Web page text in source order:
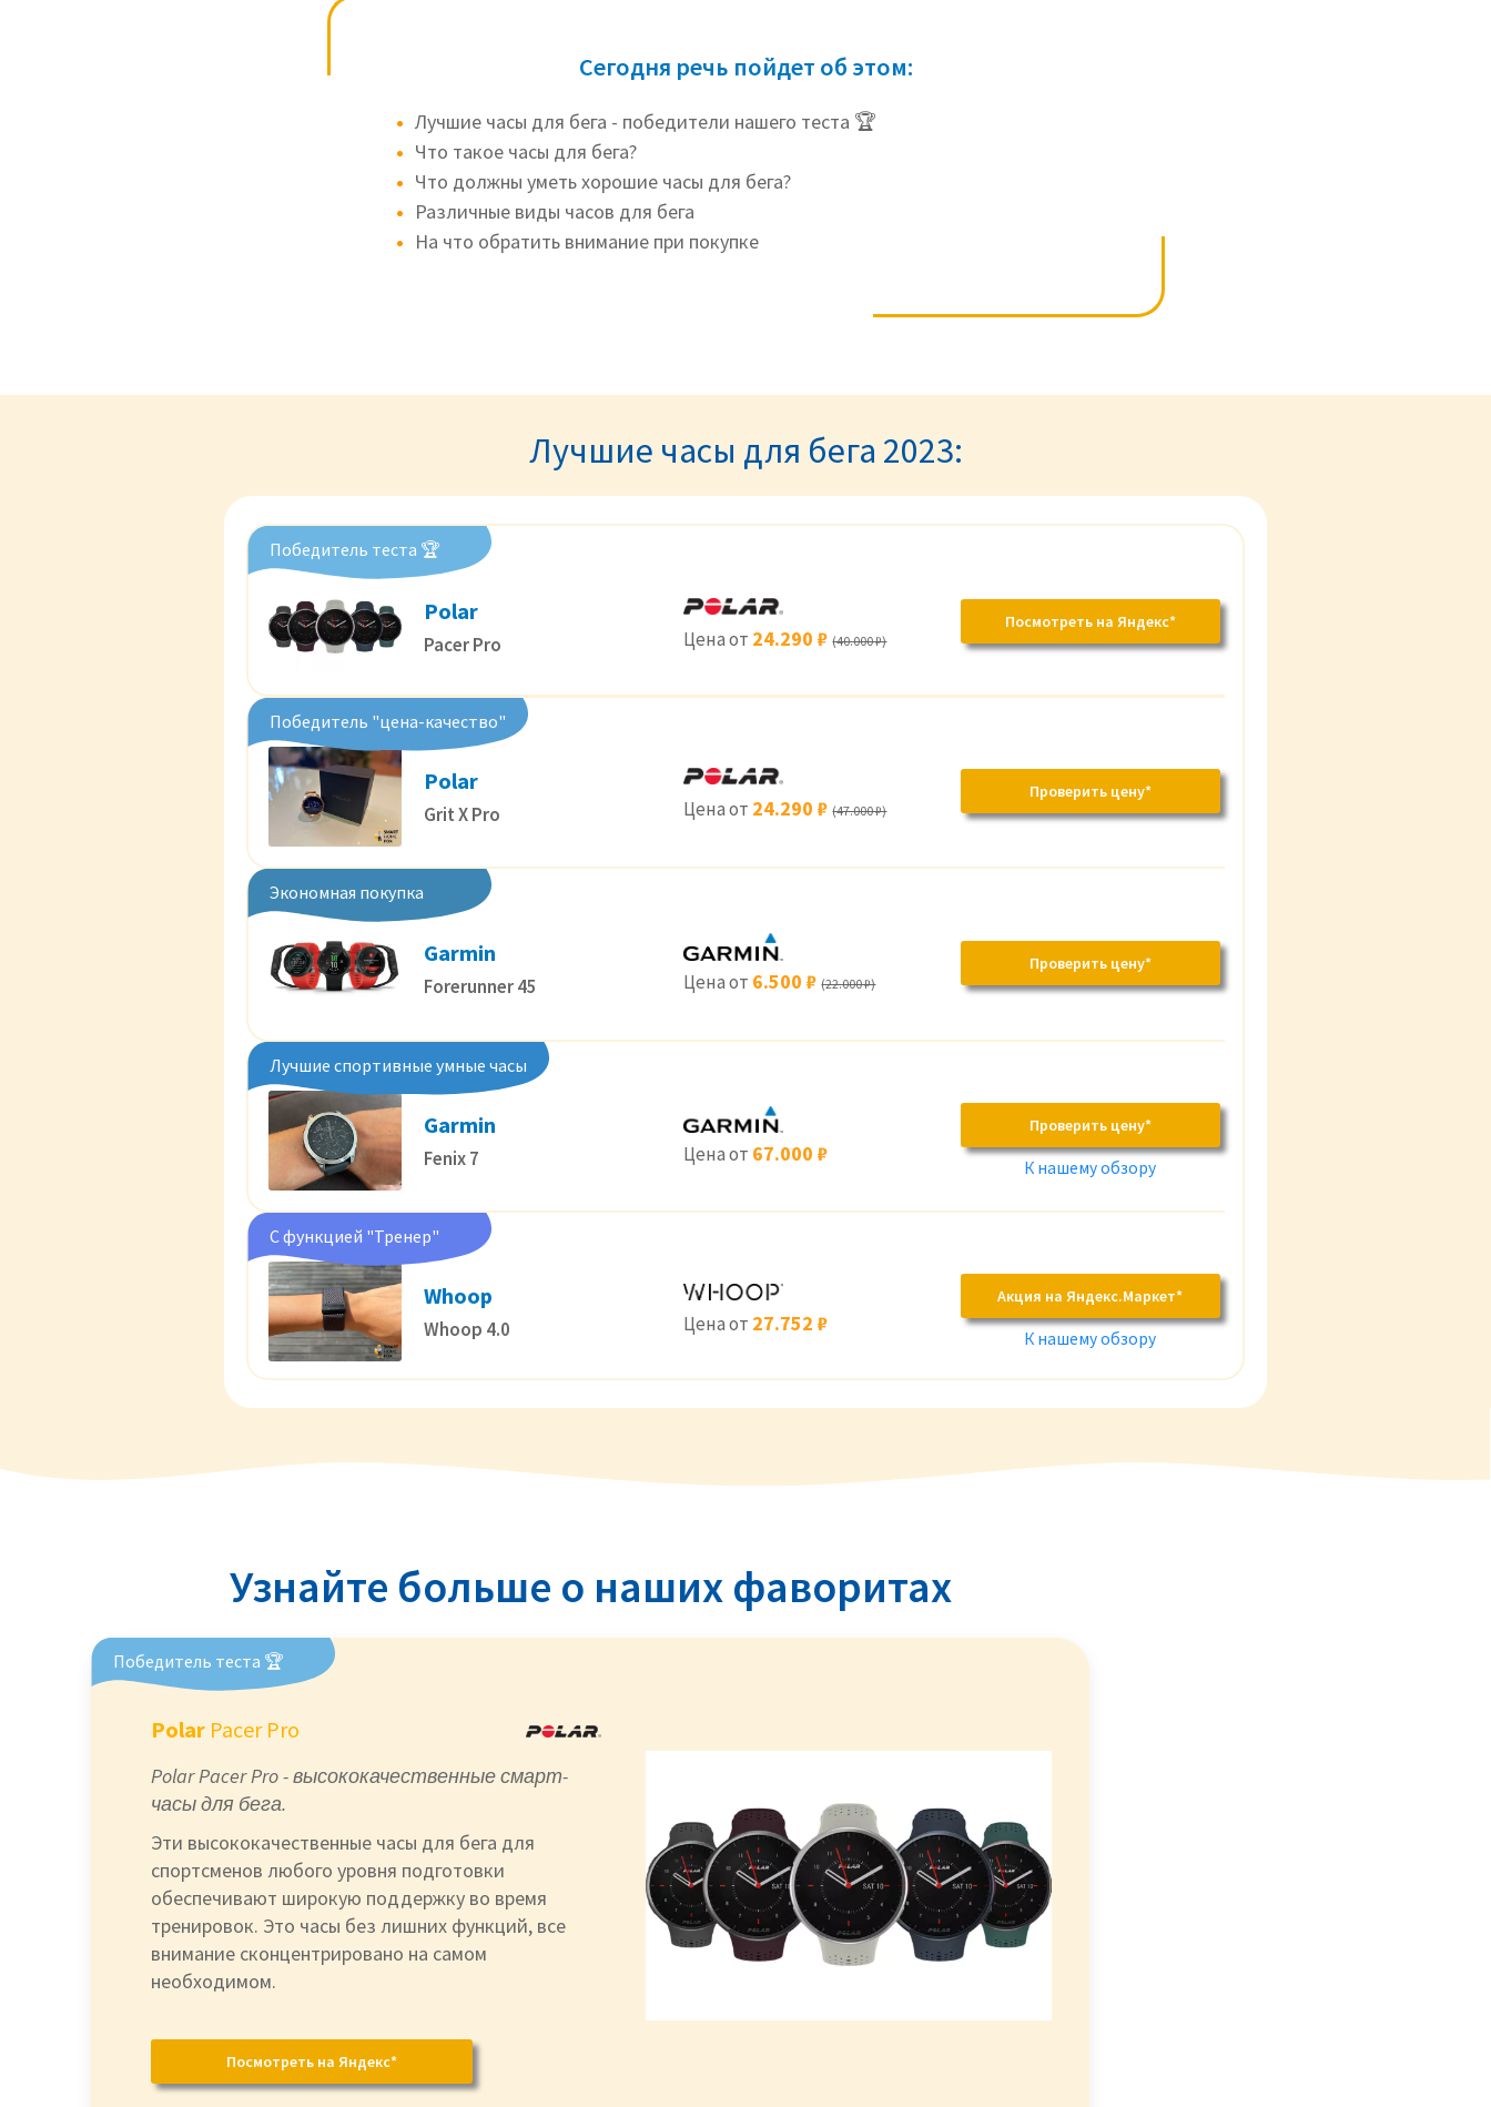
Сегодня речь пойдет об этом:
Лучшие часы для бега - победители нашего теста 🏆
Что такое часы для бега?
Что должны уметь хорошие часы для бега?
Различные виды часов для бега
На что обратить внимание при покупке
Лучшие часы для бега 2023:
Победитель теста 🏆
Polar
Pacer Pro Цена от 24.290 ₽ (40.000 ₽)
Посмотреть на Яндекс*
Победитель "цена-качество"
Polar
Grit X Pro Цена от 24.290 ₽ (47.000 ₽)
Проверить цену*
Экономная покупка
Garmin
Forerunner 45 Цена от 6.500 ₽ (22.000 ₽)
Проверить цену*
Лучшие спортивные умные часы
Garmin
Fenix 7 Цена от 67.000 ₽
Проверить цену*
К нашему обзору
С функцией "Тренер"
Whoop
Whoop 4.0 Цена от 27.752 ₽
Акция на Яндекс.Маркет*
К нашему обзору
Узнайте больше о наших фаворитах
Победитель теста 🏆
Polar Pacer Pro
Polar Pacer Pro - высококачественные смарт-
часы для бега.
Эти высококачественные часы для бега для
спортсменов любого уровня подготовки
обеспечивают широкую поддержку во время
тренировок. Это часы без лишних функций, все
внимание сконцентрировано на самом
необходимом.
Посмотреть на Яндекс*